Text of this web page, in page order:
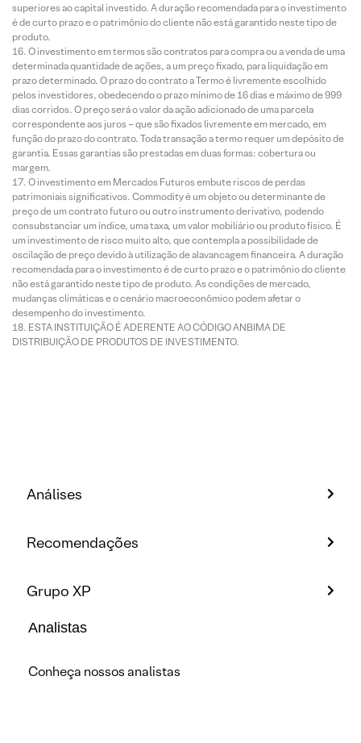
superiores ao capital investido. A duração recomendada para o investimento
é de curto prazo e o patrimônio do cliente não está garantido neste tipo de
produto.
O investimento em termos são contratos para compra ou a venda de uma
determinada quantidade de ações, a um preço fixado, para liquidação em
prazo determinado. O prazo do contrato a Termo é livremente escolhido
pelos investidores, obedecendo o prazo mínimo de 16 dias e máximo de 999
dias corridos. O preço será o valor da ação adicionado de uma parcela
correspondente aos juros – que são fixados livremente em mercado, em
função do prazo do contrato. Toda transação a termo requer um depósito de
garantia. Essas garantias são prestadas em duas formas: cobertura ou
margem.
O investimento em Mercados Futuros embute riscos de perdas
patrimoniais significativos. Commodity é um objeto ou determinante de
preço de um contrato futuro ou outro instrumento derivativo, podendo
consubstanciar um índice, uma taxa, um valor mobiliário ou produto físico. É
um investimento de risco muito alto, que contempla a possibilidade de
oscilação de preço devido à utilização de alavancagem financeira. A duração
recomendada para o investimento é de curto prazo e o patrimônio do cliente
não está garantido neste tipo de produto. As condições de mercado,
mudanças climáticas e o cenário macroeconômico podem afetar o
desempenho do investimento.
ESTA INSTITUIÇÃO É ADERENTE AO CÓDIGO ANBIMA DE
DISTRIBUIÇÃO DE PRODUTOS DE INVESTIMENTO.
Análises
Recomendações
Grupo XP
Analistas
Conheça nossos analistas